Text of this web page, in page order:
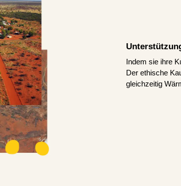
Indem sie ihre
Der ethische
gleichzeitig